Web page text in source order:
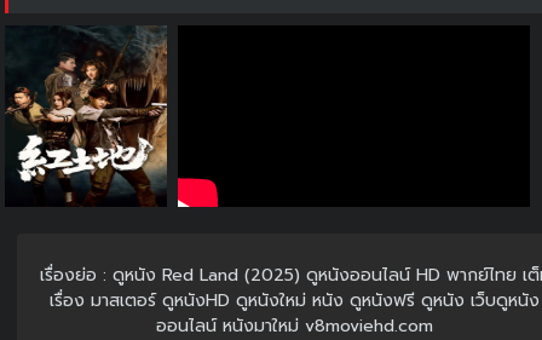
เรื่องย่อ : ดูหนัง Red Land (2025) ดูหนังออนไลน์ HD พากย์ไทย เ
เรื่อง มาสเตอร์ ดูหนังHD ดูหนังใหม่ หนัง ดูหนังฟรี ดูหนัง เว็บดูหนัง
ออนไลน์ หนังมาใหม่ v8moviehd.com